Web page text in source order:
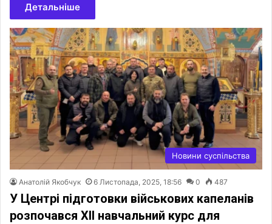
Детальніше
Новини суспільства
Анатолій Якобчук 6 Листопада, 2025, 18:56 0 487
У Центрі підготовки військових капеланів
розпочався XII навчальний курс для